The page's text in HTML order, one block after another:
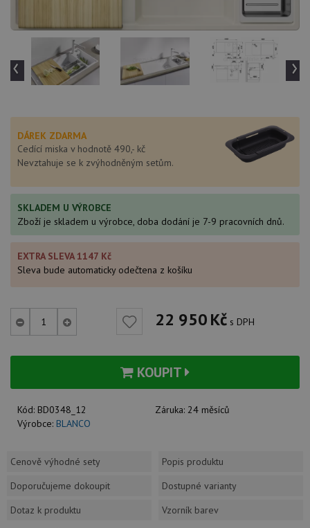
‹ ›
DÁREK ZDARMA
Cedící miska v hodnotě 490,- kč
Nevztahuje se k zvýhodněným setům.
SKLADEM U VÝROBCE
Zboží je skladem u výrobce, doba dodání je 7-9 pracovních dnů.
EXTRA SLEVA 1147 Kč
Sleva bude automaticky odečtena z košíku
22 950Kč s DPH
KOUPIT
Kód: BD0348_12 Záruka: 24 měsíců
Výrobce: BLANCO
Cenově výhodné sety
Popis produktu
Doporučujeme dokoupit
Dostupné varianty
Dotaz k produktu
Vzorník barev